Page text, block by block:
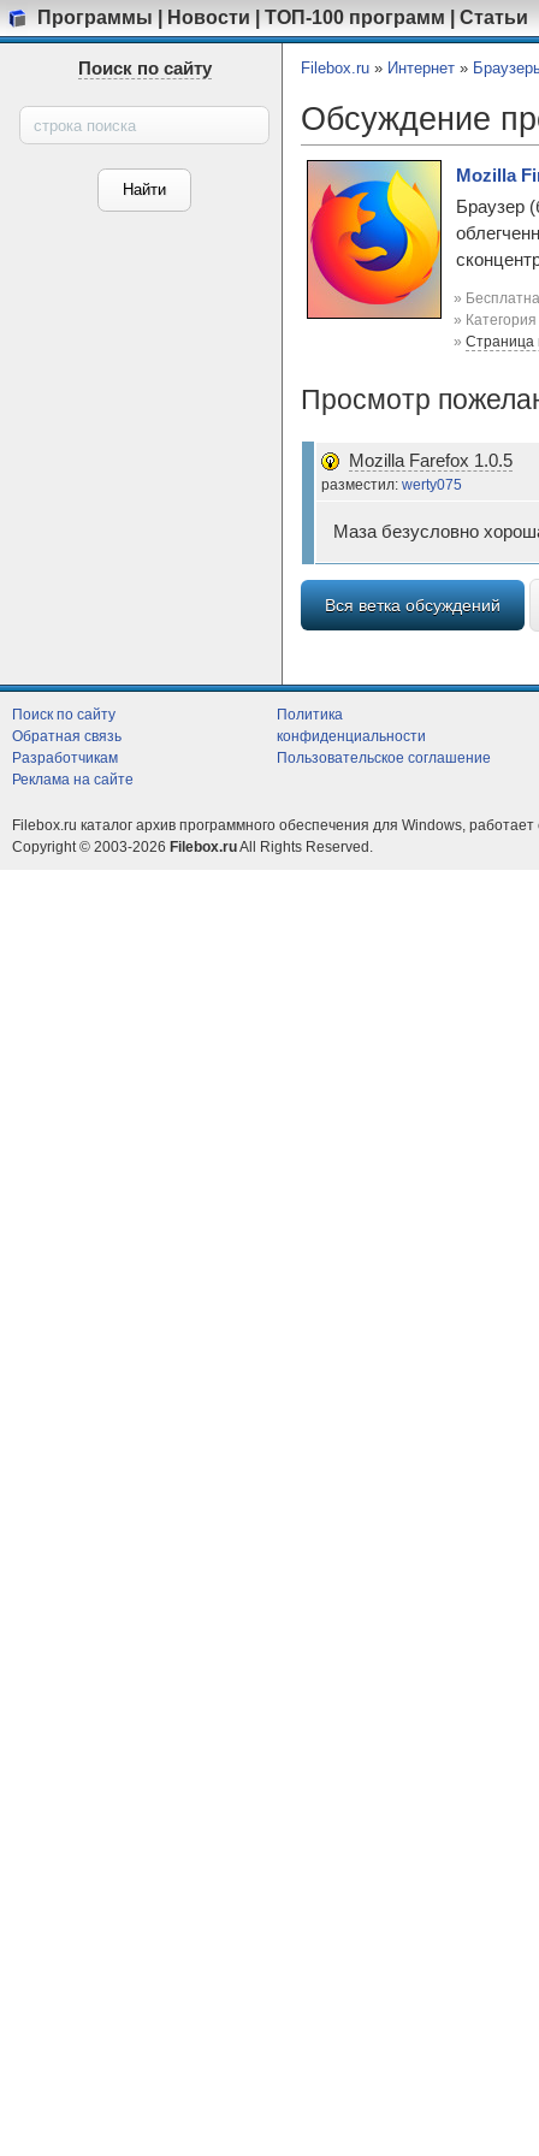
Программы Новости ТОП-100 программ Статьи
Поиск по сайту Filebox.ru » Интернет »
Обсуждение
Mozilla
Браузер
»
» Категория
» Страница
Просмотр
Mozilla Farefox 1.0.5
разместил: werty075
Маза безусловно
Вся ветка обсуждений
Поиск по сайту
Обратная связь
Разработчикам
Реклама на сайте
Политика
конфиденциальности
Пользовательское соглашение
Filebox.ru каталог архив программного обеспечения для Windows, работает
Copyright © 2003-2026 Filebox.ruAll Rights Reserved.